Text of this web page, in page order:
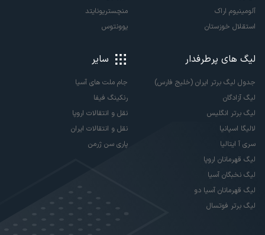
آلومینیوم اراک
استقلال خوزستان
منچستریونایتد
یوونتوس
لیگ های پرطرفدار
جدول لیگ برتر ایران (خلیج فارس)
لیگ آزادگان
لیگ برتر انگلیس
لالیگا اسپانیا
سری آ ایتالیا
لیگ قهرمانان اروپا
لیگ نخبگان آسیا
لیگ قهرمانان آسیا دو
لیگ برتر فوتسال
سایر
جام ملت های آسیا
رنکینگ فیفا
نقل و انتقالات اروپا
نقل و انتقالات ایران
پاری سن ژرمن